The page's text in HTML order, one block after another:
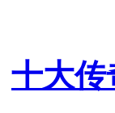
十大传